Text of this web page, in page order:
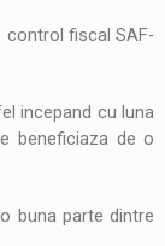
control fiscal SAF-
incepand cu luna
beneficiaza de o
buna parte dintre